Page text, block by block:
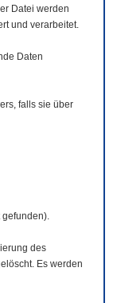
Datei werden
und verarbeitet.
Daten
falls sie über
gefunden).
des
Es werden